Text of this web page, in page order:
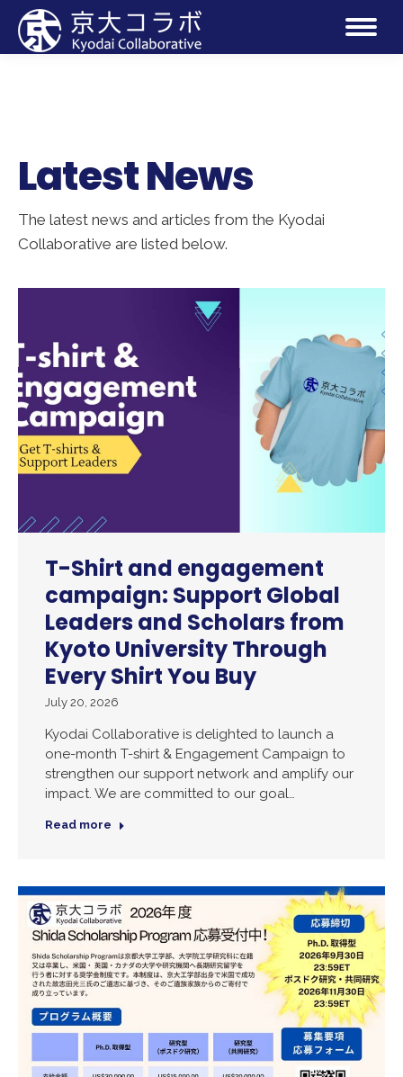
Latest News
The latest news and articles from the Kyodai
Collaborative are listed below.
T-Shirt and engagement
campaign: Support Global
Leaders and Scholars from
Kyoto University Through
Every Shirt You Buy
July 20, 2026
Kyodai Collaborative is delighted to launch a
one-month T-shirt & Engagement Campaign to
strengthen our support network and amplify our
impact. We are committed to our goal…
Read more